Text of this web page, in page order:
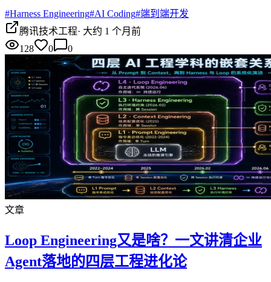
#Harness Engineering#AI Coding#端到端开发
腾讯技术工程· 大约 1 个月前
128
0 0
文章
Loop Engineering又是啥？一文讲清企业
Agent落地的四层工程进化论